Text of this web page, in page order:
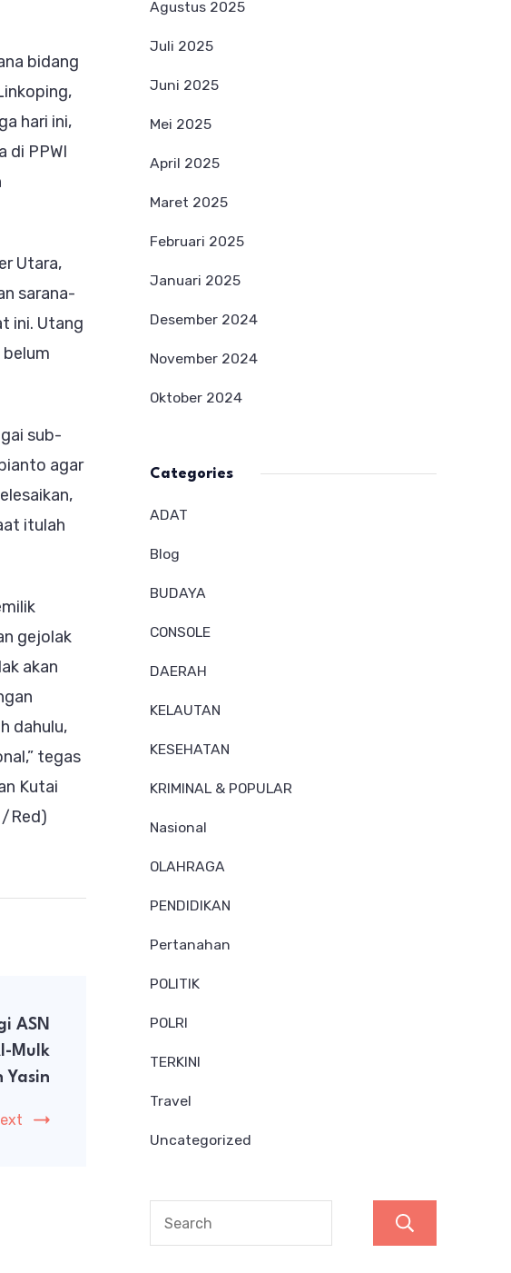
bidang
hari ini,
di PPWI
Utara,
sarana-
ini. Utang
sub-
agar
itulah
gejolak
akan
dahulu,
tegas
Kutai
Red)
ASN
Mulk
Yasin
Agustus 2025
Juli 2025
Juni 2025
Mei 2025
April 2025
Maret 2025
Februari 2025
Januari 2025
Desember 2024
November 2024
Oktober 2024
Categories
ADAT
Blog
BUDAYA
CONSOLE
DAERAH
KELAUTAN
KESEHATAN
KRIMINAL & POPULAR
Nasional
OLAHRAGA
PENDIDIKAN
Pertanahan
POLITIK
POLRI
TERKINI
Travel
Uncategorized